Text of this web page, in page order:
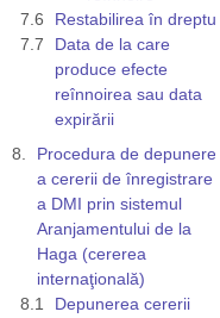
Restabilirea în drepturi
Data de la care
produce efecte
reînnoirea sau data
expirării
Procedura de depunere
a cererii de înregistrare
a DMI prin sistemul
Aranjamentului de la
Haga (cererea
internaţională)
Depunerea cererii